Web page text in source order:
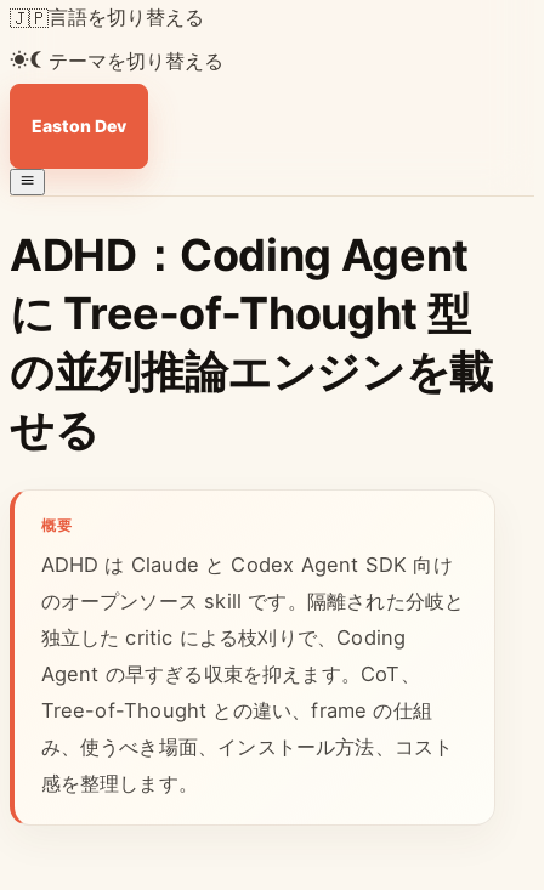
🇯🇵言語を切り替える
テーマを切り替える
Easton Dev
ADHD：Coding Agent
に Tree-of-Thought 型
の並列推論エンジンを載
せる
概要
ADHD は Claude と Codex Agent SDK 向け
のオープンソース skill です。隔離された分岐と
独立した critic による枝刈りで、Coding
Agent の早すぎる収束を抑えます。CoT、
Tree-of-Thought との違い、frame の仕組
み、使うべき場面、インストール方法、コスト
感を整理します。